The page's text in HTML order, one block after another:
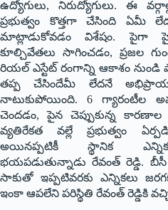
ఉద్యోగులు, నిరుద్యోగులు. ఈ
ప్రభుత్వం కొత్తగా చేసింది
మాట్లాడుకోవడం విశేషం. పైగా
కూల్చివేతలు సాగించడం, ప్రజల
రియల్ ఎస్టేట్ రంగాన్ని ఆకాశం
తప్ప చేసిందేమీ లేదనే
నాటుకుపోయింది. 6 గ్యారంటీల
చెందడం, పైన చెప్పుకున్న కారణాల
వ్యతిరేకత వల్లే ప్రభుత్వం
అయినప్పటికీ స్థానిక
భయపడుతున్నాడు రేవంత్ రెడ్డి.
సాకుతో ఇప్పటివరకు ఎన్నికలు
ఇంకా ఆపలేని పరిస్థితి రేవంత్ రెడ్డికి